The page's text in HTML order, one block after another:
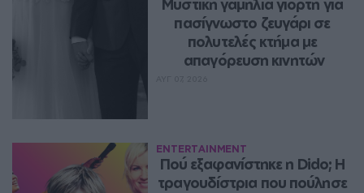
Μυστική γαμήλια γιορτή για
πασίγνωστο ζευγάρι σε
πολυτελές κτήμα με
απαγόρευση κινητών
ENTERTAINMENT
Πού εξαφανίστηκε η Dido; Η
τραγουδίστρια που πούλησε